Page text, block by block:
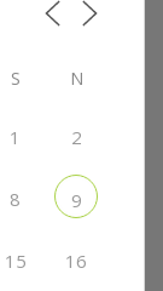
S N
1 2
8 9
15 16